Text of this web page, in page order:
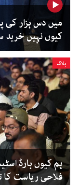
میں دس ہزار کی
کیوں نہیں خرید
بلاگ
ہم کیوں ہارڈ
فلاحی ریاست کا